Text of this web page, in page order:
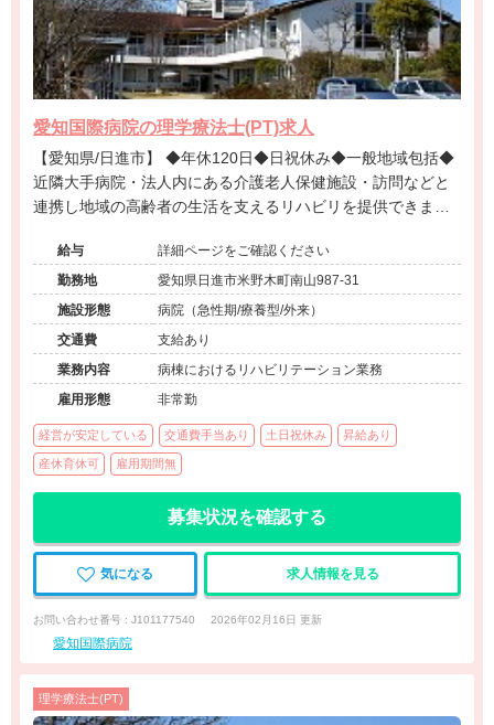
愛知国際病院の理学療法士(PT)求人
【愛知県/日進市】 ◆年休120日◆日祝休み◆一般地域包括◆
近隣大手病院・法人内にある介護老人保健施設・訪問などと
連携し地域の高齢者の生活を支えるリハビリを提供できます
◆リハビリ職の募集です◆
給与
詳細ページをご確認ください
勤務地
愛知県日進市米野木町南山987-31
施設形態
病院（急性期/療養型/外来）
交通費
支給あり
業務内容
病棟におけるリハビリテーション業務
雇用形態
非常勤
経営が安定している 交通費手当あり 土日祝休み 昇給あり
産休育休可 雇用期間無
募集状況を確認する
気になる 求人情報を見る
お問い合わせ番号 : J101177540 2026年02月16日 更新
愛知国際病院
理学療法士(PT)